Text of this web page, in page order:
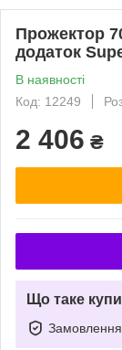
Прожектор
додаток
В наявності
Код: 12249
2 406 ₴
Що таке
Замовлення